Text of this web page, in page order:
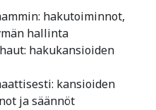
hakutoiminnot,
hallinta
hakukansioiden
kansioiden
ja säännöt